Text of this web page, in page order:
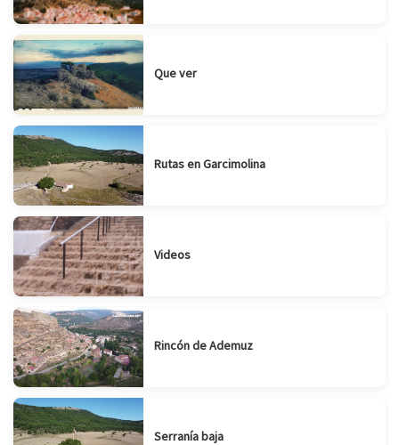
Que ver
Rutas en Garcimolina
Videos
Rincón de Ademuz
Serranía baja